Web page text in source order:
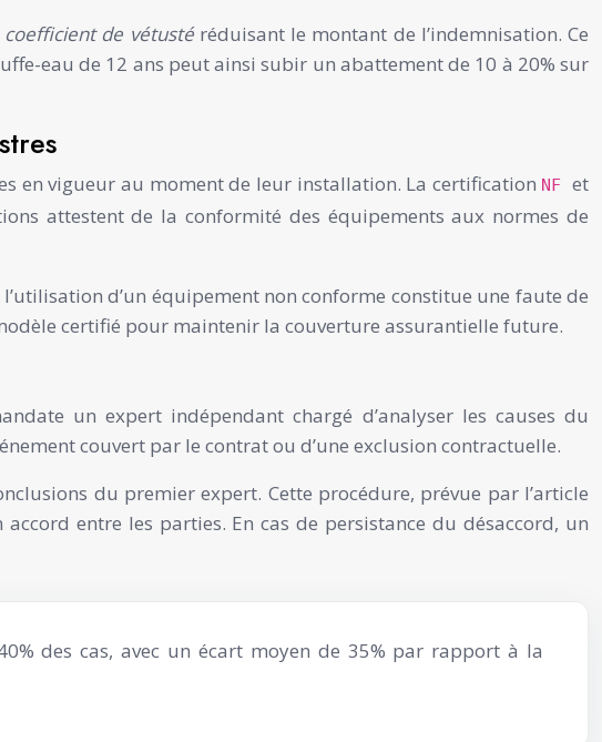
coefficient de vétusté réduisant le montant de l’indemnisation. Ce
eau de 12 ans peut ainsi subir un abattement de 10 à 20% sur
en vigueur au moment de leur installation. La certification NFet
attestent de la conformité des équipements aux normes de
d’un équipement non conforme constitue une faute de
certifié pour maintenir la couverture assurantielle future.
un expert indépendant chargé d’analyser les causes du
couvert par le contrat ou d’une exclusion contractuelle.
du premier expert. Cette procédure, prévue par l’article
entre les parties. En cas de persistance du désaccord, un
des cas, avec un écart moyen de 35% par rapport à la